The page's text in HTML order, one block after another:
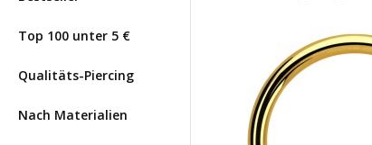
Top 100 unter 5 €
Qualitäts-Piercing
Nach Materialien